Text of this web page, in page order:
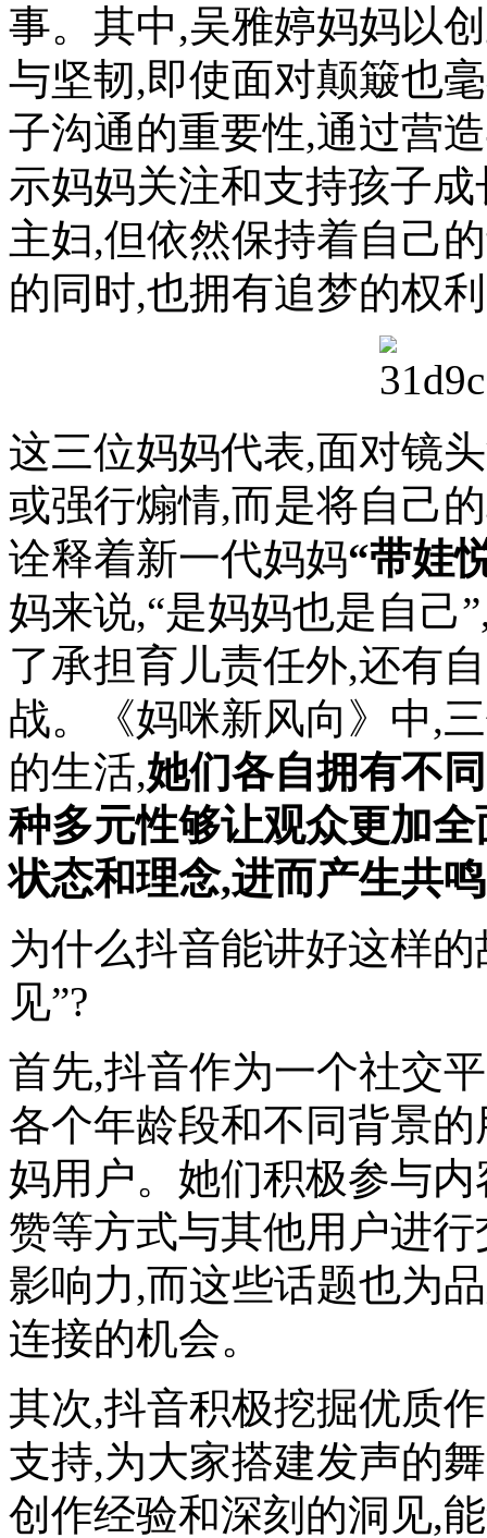
事。其中,吴雅婷妈妈以
与坚韧,即使面对颠簸也
子沟通的重要性,通过营
示妈妈关注和支持孩子
主妇,但依然保持着自己
的同时,也拥有追梦的权
这三位妈妈代表,面对镜
或强行煽情,而是将自己
诠释着新一代妈妈“带娃
妈来说,“是妈妈也是自己
了承担育儿责任外,还有
战。《妈咪新风向》中,
的生活,她们各自拥有不
种多元性够让观众更加
状态和理念,进而产生共
为什么抖音能讲好这样
见”?
首先,抖音作为一个社交
各个年龄段和不同背景
妈用户。她们积极参与
赞等方式与其他用户进
影响力,而这些话题也为
连接的机会。
其次,抖音积极挖掘优质
支持,为大家搭建发声的
创作经验和深刻的洞见,